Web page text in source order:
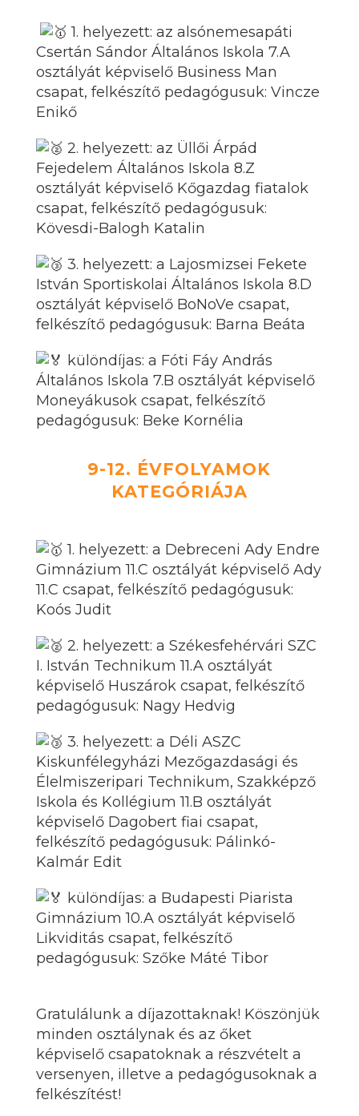
1. helyezett: az alsónemesapáti
Csertán Sándor Általános Iskola 7.A
osztályát képviselő Business Man
csapat, felkészítő pedagógusuk: Vincze
Enikő
2. helyezett: az Üllői Árpád
Fejedelem Általános Iskola 8.Z
osztályát képviselő Kőgazdag fiatalok
csapat, felkészítő pedagógusuk:
Kövesdi-Balogh Katalin
3. helyezett: a Lajosmizsei Fekete
István Sportiskolai Általános Iskola 8.D
osztályát képviselő BoNoVe csapat,
felkészítő pedagógusuk: Barna Beáta
különdíjas: a Fóti Fáy András
Általános Iskola 7.B osztályát képviselő
Moneyákusok csapat, felkészítő
pedagógusuk: Beke Kornélia
9-12. ÉVFOLYAMOK
KATEGÓRIÁJA
1. helyezett: a Debreceni Ady Endre
Gimnázium 11.C osztályát képviselő Ady
11.C csapat, felkészítő pedagógusuk:
Koós Judit
2. helyezett: a Székesfehérvári SZC
I. István Technikum 11.A osztályát
képviselő Huszárok csapat, felkészítő
pedagógusuk: Nagy Hedvig
3. helyezett: a Déli ASZC
Kiskunfélegyházi Mezőgazdasági és
Élelmiszeripari Technikum, Szakképző
Iskola és Kollégium 11.B osztályát
képviselő Dagobert fiai csapat,
felkészítő pedagógusuk: Pálinkó-
Kalmár Edit
különdíjas: a Budapesti Piarista
Gimnázium 10.A osztályát képviselő
Likviditás csapat, felkészítő
pedagógusuk: Szőke Máté Tibor
Gratulálunk a díjazottaknak! Köszönjük
minden osztálynak és az őket
képviselő csapatoknak a részvételt a
versenyen, illetve a pedagógusoknak a
felkészítést!